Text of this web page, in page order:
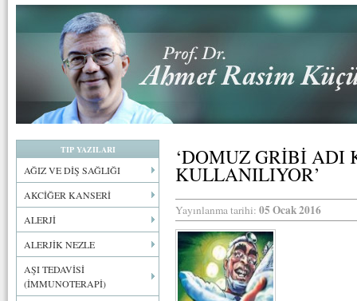
TIP YAZILARI
AĞIZ VE DİŞ SAĞLIĞI
AKCİĞER KANSERİ
ALERJİ
ALERJİK NEZLE
AŞI TEDAVİSİ
(İMMUNOTERAPİ)
‘DOMUZ GRİBİ
KULLANILIYOR’
Yayınlanma tarihi: 05 Ocak 2016